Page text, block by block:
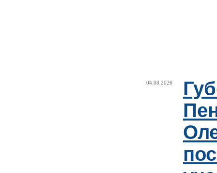
04.08.2026